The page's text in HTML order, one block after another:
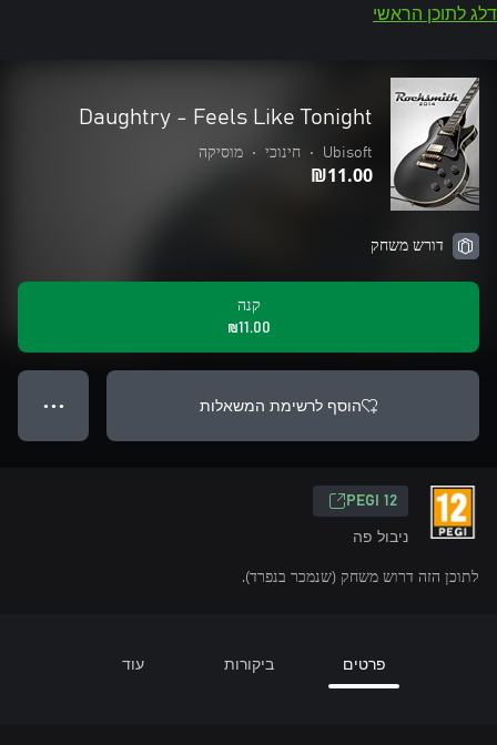
דלג לתוכן הראשי
Daughtry - Feels Like Tonight
Ubisoft
• חינוכי • מוסיקה
‪₪‎11.00‬
דורש משחק
קנה
‪₪‎11.00‬
הוסף לרשימת המשאלות ● ● ●
‎PEGI 12‎
ניבול פה
לתוכן הזה דרוש משחק (שנמכר בנפרד).
פרטים ביקורות עוד